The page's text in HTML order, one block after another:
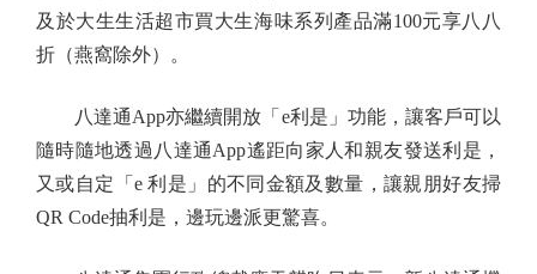
及於大生生活超市買大生海味系列產品滿100元享八八
折（燕窩除外）。
八達通App亦繼續開放「e利是」功能，讓客戶可以
隨時隨地透過八達通App遙距向家人和親友發送利是，
又或自定「e 利是」的不同金額及數量，讓親朋好友掃
QR Code抽利是，邊玩邊派更驚喜。